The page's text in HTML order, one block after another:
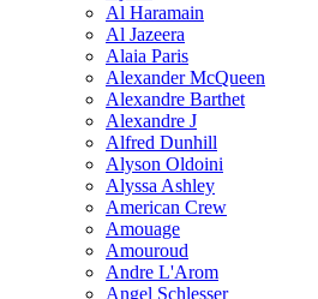
Al Haramain
Al Jazeera
Alaia Paris
Alexander McQueen
Alexandre Barthet
Alexandre J
Alfred Dunhill
Alyson Oldoini
Alyssa Ashley
American Crew
Amouage
Amouroud
Andre L'Arom
Angel Schlesser